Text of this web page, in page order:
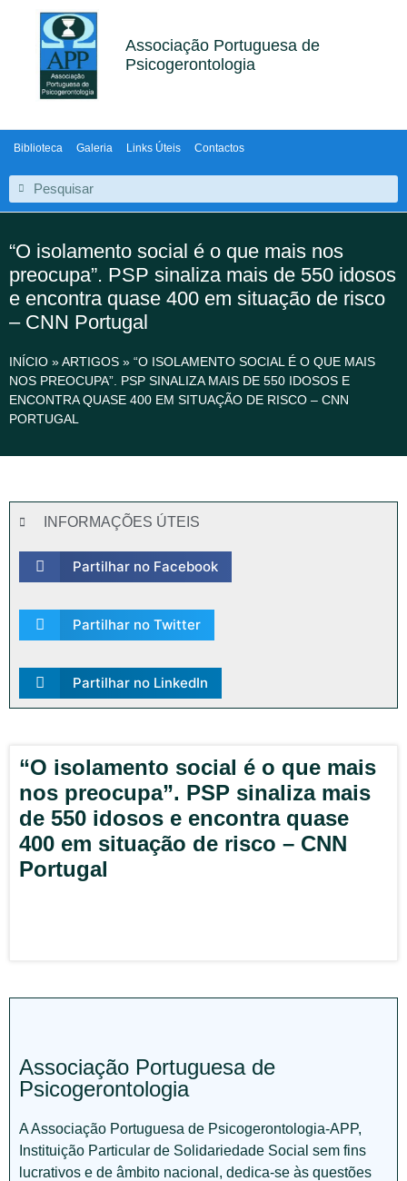
Associação Portuguesa de
Psicogerontologia
Biblioteca Galeria Links Úteis Contactos
“O isolamento social é o que mais nos
preocupa”. PSP sinaliza mais de 550 idosos
e encontra quase 400 em situação de risco
– CNN Portugal
INÍCIO »ARTIGOS » “O ISOLAMENTO SOCIAL É O QUE MAIS
NOS PREOCUPA”. PSP SINALIZA MAIS DE 550 IDOSOS E
ENCONTRA QUASE 400 EM SITUAÇÃO DE RISCO – CNN
PORTUGAL
INFORMAÇÕES ÚTEIS
Partilhar no Facebook
Partilhar no Twitter
Partilhar no LinkedIn
“O isolamento social é o que mais
nos preocupa”. PSP sinaliza mais
de 550 idosos e encontra quase
400 em situação de risco – CNN
Portugal
Associação Portuguesa de
Psicogerontologia
A Associação Portuguesa de Psicogerontologia-APP,
Instituição Particular de Solidariedade Social sem fins
lucrativos e de âmbito nacional, dedica-se às questões